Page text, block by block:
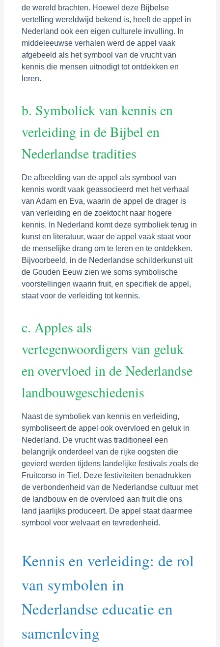
de wereld brachten. Hoewel deze Bijbelse
vertelling wereldwijd bekend is, heeft de appel in
Nederland ook een eigen culturele invulling. In
middeleeuwse verhalen werd de appel vaak
afgebeeld als het symbool van de vrucht van
kennis die mensen uitnodigt tot ontdekken en
leren.
b. Symboliek van kennis en
verleiding in de Bijbel en
Nederlandse tradities
De afbeelding van de appel als symbool van
kennis wordt vaak geassocieerd met het verhaal
van Adam en Eva, waarin de appel de drager is
van verleiding en de zoektocht naar hogere
kennis. In Nederland komt deze symboliek terug in
kunst en literatuur, waar de appel vaak staat voor
de menselijke drang om te leren en te ontdekken.
Bijvoorbeeld, in de Nederlandse schilderkunst uit
de Gouden Eeuw zien we soms symbolische
voorstellingen waarin fruit, en specifiek de appel,
staat voor de verleiding tot kennis.
c. Apples als
vertegenwoordigers van geluk
en overvloed in de Nederlandse
landbouwgeschiedenis
Naast de symboliek van kennis en verleiding,
symboliseert de appel ook overvloed en geluk in
Nederland. De vrucht was traditioneel een
belangrijk onderdeel van de rijke oogsten die
gevierd werden tijdens landelijke festivals zoals de
Fruitcorso in Tiel. Deze festiviteiten benadrukken
de verbondenheid van de Nederlandse cultuur met
de landbouw en de overvloed aan fruit die ons
land jaarlijks produceert. De appel staat daarmee
symbool voor welvaart en tevredenheid.
Kennis en verleiding: de rol
van symbolen in
Nederlandse educatie en
samenleving